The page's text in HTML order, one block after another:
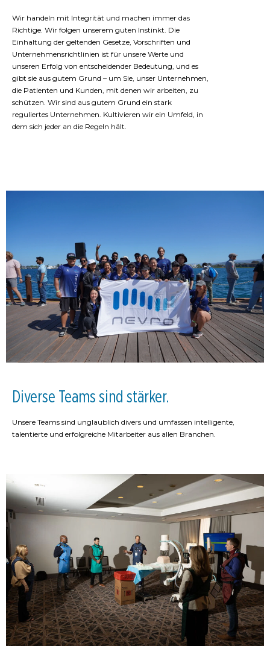
Wir handeln mit Integrität und machen immer das
Richtige. Wir folgen unserem guten Instinkt. Die
Einhaltung der geltenden Gesetze, Vorschriften und
Unternehmensrichtlinien ist für unsere Werte und
unseren Erfolg von entscheidender Bedeutung, und es
gibt sie aus gutem Grund – um Sie, unser Unternehmen,
die Patienten und Kunden, mit denen wir arbeiten, zu
schützen. Wir sind aus gutem Grund ein stark
reguliertes Unternehmen. Kultivieren wir ein Umfeld, in
dem sich jeder an die Regeln hält.
Diverse Teams sind stärker.
Unsere Teams sind unglaublich divers und umfassen intelligente,
talentierte und erfolgreiche Mitarbeiter aus allen Branchen.